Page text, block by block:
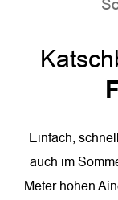
Einfach,
auch im
Meter hohen